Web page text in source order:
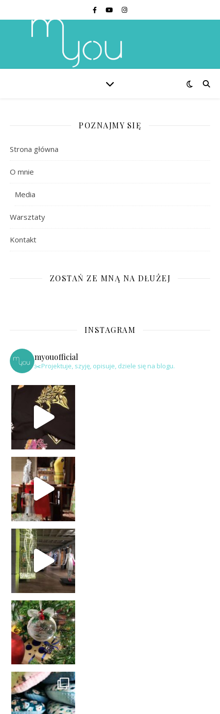
POZNAJMY SIĘ
Strona główna
O mnie
Media
Warsztaty
Kontakt
ZOSTAŃ ZE MNĄ NA DŁUŻEJ
INSTAGRAM
myouofficial
✂️Projektuje, szyję, opisuje, dziele się na blogu.